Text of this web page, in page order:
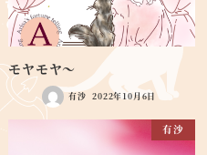
モヤモヤ～
有沙 2022年10月6日
有沙